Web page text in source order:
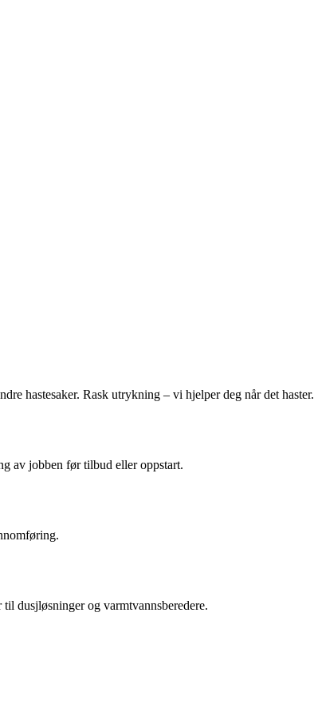
hastesaker. Rask utrykning – vi hjelper deg når det haster.
av jobben før tilbud eller oppstart.
dusjløsninger og varmtvannsberedere.